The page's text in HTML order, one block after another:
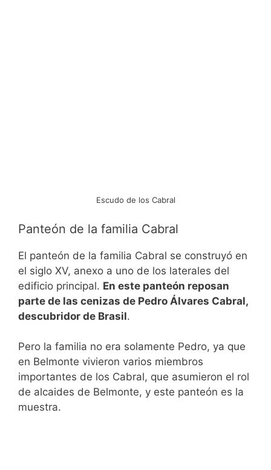
Escudo de los Cabral
Panteón de la familia Cabral
El panteón de la familia Cabral se construyó en
el siglo XV, anexo a uno de los laterales del
edificio principal. En este panteón reposan
parte de las cenizas de Pedro Álvares Cabral,
descubridor de Brasil.
Pero la familia no era solamente Pedro, ya que
en Belmonte vivieron varios miembros
importantes de los Cabral, que asumieron el rol
de alcaides de Belmonte, y este panteón es la
muestra.